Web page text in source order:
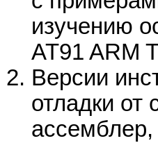
изучению
AT91 ARM
Версии
отладки от
ассемблер,